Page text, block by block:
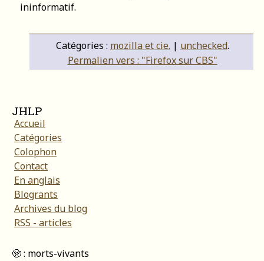
ininformatif.
Catégories : mozilla et cie. | unchecked.
Permalien vers : "Firefox sur CBS"
JHLP
Accueil
Catégories
Colophon
Contact
En anglais
Blogrants
Archives du blog
RSS - articles
🧟 : morts-vivants